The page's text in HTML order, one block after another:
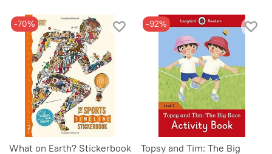
-70%
What on Earth? Stickerbook
-92%
Topsy and Tim: The Big